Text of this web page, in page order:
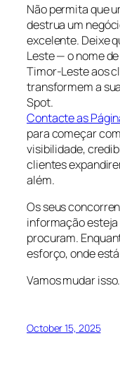
Não permita que
destrua um
excelente. Deixe
Leste — o nome
Timor-Leste aos
transformem a
Spot.
Contacte as
para começar
visibilidade,
clientes
além.
Os seus
informação esteja
procuram.
esforço, onde
Vamos mudar
October 15, 2025